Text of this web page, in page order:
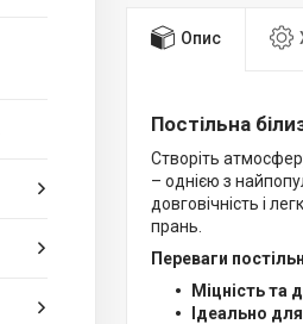
Опис
Постільна
Створіть
– однією з
довговічність і
прань.
Переваги
Міцність та
Ідеально